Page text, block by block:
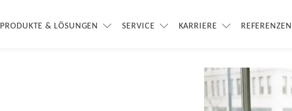
PRODUKTE & LÖSUNGEN SERVICE KARRIERE REFERENZEN